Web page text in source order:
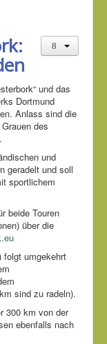
und das
Dortmund
Anlass sind die
des
und
geradelt und soll
sportlichem
beide Touren
über die
folgt umgekehrt
sind zu radeln).
300 km von der
ebenfalls nach